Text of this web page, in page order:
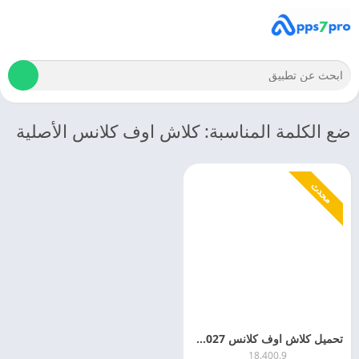
ضع الكلمة المناسبة: كلاش اوف كلانس الأصلية
محدث
تحميل كلاش اوف كلانس 2027 Clash of Clans APK اخر اصدار مجانا
18.400.9